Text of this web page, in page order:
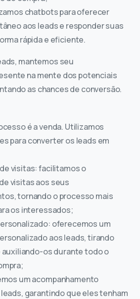
chatbots para oferecer
aos leads e responder suas
rápida e eficiente.
mantemos seu
na mente dos potenciais
as chances de conversão.
é a venda. Utilizamos
para converter os leads em
visitas: facilitamos o
visitas aos seus
tornando o processo mais
os interessados;
oferecemos um
aos leads, tirando
auxiliando-os durante todo o
um acompanhamento
garantindo que eles tenham